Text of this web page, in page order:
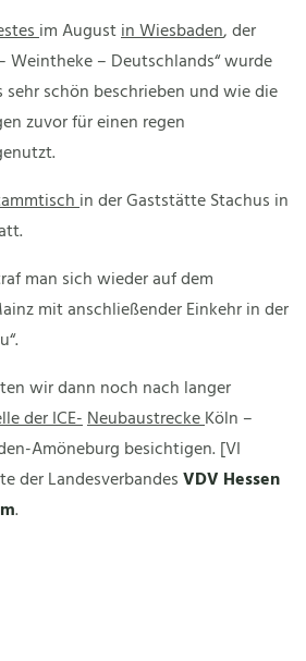
im Augustin Wiesbaden, der
Weintheke – Deutschlands“ wurde
schön beschrieben und wie die
zuvor für einen regen
in der Gaststätte Stachus in
man sich wieder auf dem
mit anschließender Einkehr in der
wir dann noch nach langer
der ICE-NeubaustreckeKöln –
Amöneburg besichtigen. [VI
der LandesverbandesVDV Hessen
.